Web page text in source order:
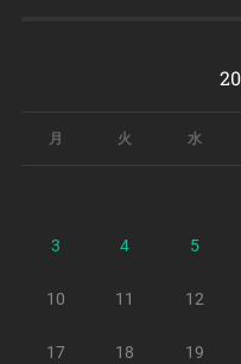
月 火 水
3 4 5
10 11 12
17 18 19